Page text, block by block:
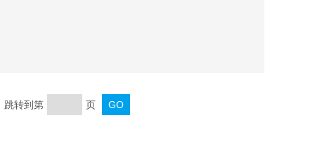
转到第 页